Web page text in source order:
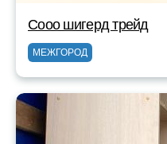
Сооо шигерд трейд
МЕЖГОРОД